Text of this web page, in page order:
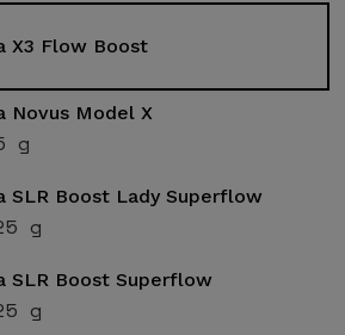
X3 Flow Boost
Novus Model X
g
SLR Boost Lady Superflow
g
SLR Boost Superflow
g